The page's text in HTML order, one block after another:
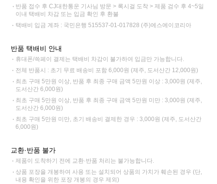
반품 접수 후 CJ대한통운 기사님 방문 > 록시걸 도착 > 제품 검수 후 4~5일
이내 택배비 차감 또는 입금 확인 후 환불
택배비 입금 계좌 : 국민은행 515537-01-017828 (주)에스에이코리아
반품 택배비 안내
휴대폰/쓱페이 결제는 택배비 차감이 불가하여 입금만 가능합니다.
전체 반품시 : 초기 무료 배송비 포함 6,000원 (제주, 도서산간 12,000원)
최초 구매 5만원 이상, 반품 후 최종 구매 금액 5만원 이상 : 3,000원 (제주,
도서산간 6,000원)
최초 구매 5만원 이상, 반품 후 최종 구매 금액 5만원 미만 : 3,000원 (제주,
도서산간 6,000원)
최초 구매 5만원 미만, 초기 배송비 결제한 경우 : 3,000원 (제주, 도서산간
6,000원)
교환·반품 불가
제품이 도착하기 전에 교환·반품 처리는 불가능합니다.
상품 포장을 개봉하여 사용 또는 설치되어 상품의 가치가 훼손된 경우 (단,
내용 확인을 위한 포장 개봉의 경우 제외)